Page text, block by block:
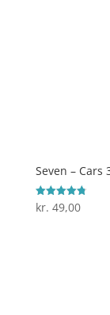
Seven – Cars
Vurderet
4.8
kr. 49,00